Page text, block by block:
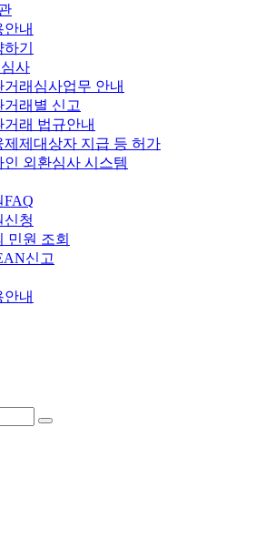
안내
기
사
거래심사업무 안내
거래별 신고
거래 법규안내
제제대상자 지급 등 허가
인 외환심사 시스템
FAQ
신청
민원 조회
신고
안내